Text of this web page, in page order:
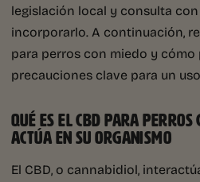
legislación local y consulta
incorporarlo. A continuación,
para perros con miedo y cómo
precauciones clave para un
QUÉ ES EL CBD PARA PERROS
ACTÚA EN SU ORGANISMO
El CBD, o cannabidiol,